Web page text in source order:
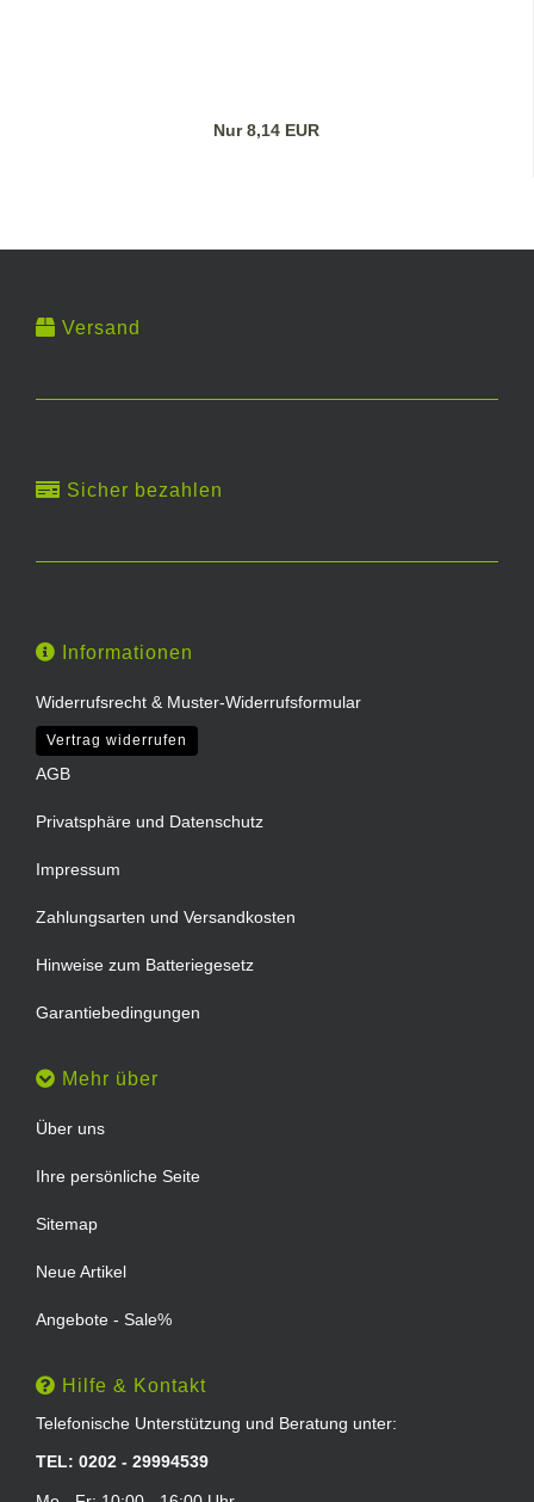
Nur 8,14 EUR
Versand
Sicher bezahlen
Informationen
Widerrufsrecht & Muster-Widerrufsformular
Vertrag widerrufen
AGB
Privatsphäre und Datenschutz
Impressum
Zahlungsarten und Versandkosten
Hinweise zum Batteriegesetz
Garantiebedingungen
Mehr über
Über uns
Ihre persönliche Seite
Sitemap
Neue Artikel
Angebote - Sale%
Hilfe & Kontakt
Telefonische Unterstützung und Beratung unter:
TEL: 0202 - 29994539